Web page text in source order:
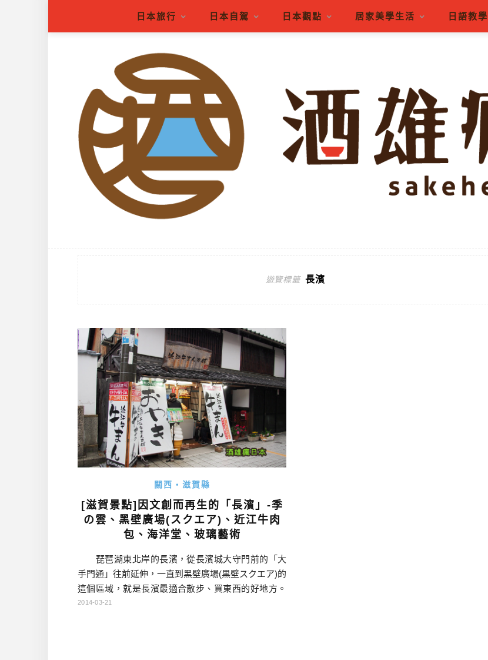
日本旅行 日本自駕 日本觀點 居家美學生活 日語教學
遊覽標籤 長濱
關西・滋賀縣
[滋賀景點]因文創而再生的「長濱」-季
の雲、黑壁廣場(スクエア)、近江牛肉
包、海洋堂、玻璃藝術
琵琶湖東北岸的長濱，從長濱城大守門前的「大
手門通」往前延伸，一直到黑壁廣場(黒壁スクエア)的
這個區域，就是長濱最適合散步、買東西的好地方。
賞完彥根城的櫻花，我們特地來長濱吃午餐，吃飽了
2014-03-21